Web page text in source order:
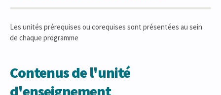
Les unités prérequises ou corequises sont présentées au sein
de chaque programme
Contenus de l'unité
d'enseignement